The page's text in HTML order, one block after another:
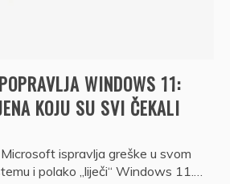
WINDOWS 11:
KOJU SU SVI ČEKALI
ispravlja greške u svom
i polako „liječi“ Windows 11.…